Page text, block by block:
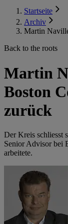
Startseite
Archiv
Martin
Back to the roots
Martin
Boston
zurück
Der Kreis schliesst
Senior Advisor bei
arbeitete.